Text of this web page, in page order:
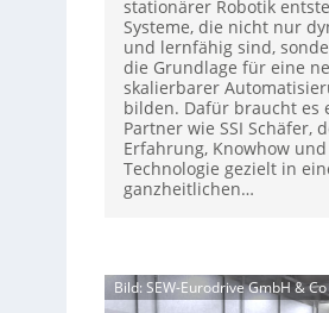
stationärer Robotik
Systeme, die nicht nur
und lernfähig sind,
die Grundlage für eine
skalierbarer
bilden. Dafür braucht es
Partner wie SSI Schäfer,
Erfahrung, Knowhow und
Technologie gezielt in
ganzheitlichen…
Bild: SEW-Eurodrive GmbH & Co